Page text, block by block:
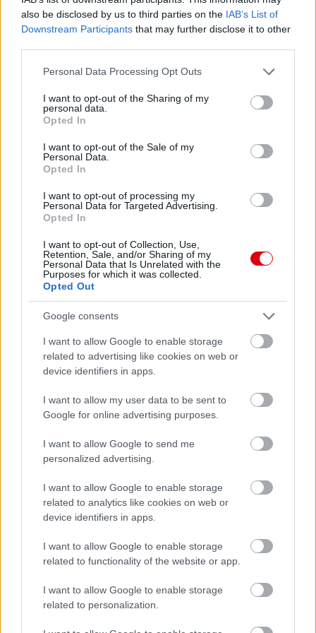
also be disclosed by us to third parties on the IAB’s List of
Downstream Participants that may further disclose it to other
Please note that this website/app uses one or more Google
not limited to your visit or usage behaviour. You may click to
grant or deny consent to Google and its third-party tags to
use your data for below specified purposes in below Google
consent section.
Personal Data Processing Opt Outs
I want to opt-out of the Sharing of my
personal data.
Opted In
I want to opt-out of the Sale of my
Personal Data.
Opted In
I want to opt-out of processing my
Personal Data for Targeted Advertising.
Opted In
I want to opt-out of Collection, Use,
Retention, Sale, and/or Sharing of my
Personal Data that Is Unrelated with the
Purposes for which it was collected.
Opted Out
Google consents
I want to allow Google to enable storage
related to advertising like cookies on web or
device identifiers in apps.
I want to allow my user data to be sent to
Google for online advertising purposes.
I want to allow Google to send me
personalized advertising.
I want to allow Google to enable storage
related to analytics like cookies on web or
device identifiers in apps.
I want to allow Google to enable storage
related to functionality of the website or app.
I want to allow Google to enable storage
related to personalization.
TALÁLTA MAGUIRE
FELLEBBEZÉSÉT
MAGUIRE-ÜGY: BŰNÖSNEK
BÍRÓSÁG
MAGUIRE-ÜGY: A TÁRGYALÁS
ELSŐ NAPJA
1 2 ... 11 12 13 15
Meccs Center